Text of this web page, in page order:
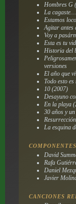
Hombres G
La
Estamos
Agitar antes
Voy a
Esta es tu
Historia del
versiones
El año que
Todo esto
10 (2007)
Desayuno
En la playa
30 años y
La esquina
David
Rafa
Daniel
Javier
CANCIONES